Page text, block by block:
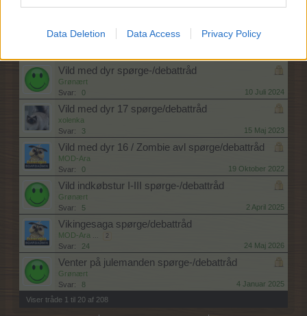
Data Deletion Data Access Privacy Policy
Vild med dyr spørge/debattråd
Vild med dyr spørge-/debattråd
Grønært
Svar:
0 10 Juli 2024
Vild med dyr 17 spørge/debattråd
xolenka
Svar:
3 15 Maj 2023
Vild med dyr 16 / Zombie avl spørge/debattråd
MOD-Ara
Svar:
0 19 Oktober 2022
Vild indkøbstur I-III spørge-/debattråd
Grønært
Svar:
5 2 April 2025
Vikingesaga spørge/debattråd
MOD-Ara ... 2
Svar: 24 24 Maj 2026
Venter på julemanden spørge-/debattråd
Grønært
Svar:
8
4 Januar 2025
Viser tråde 1 til 20 af 208